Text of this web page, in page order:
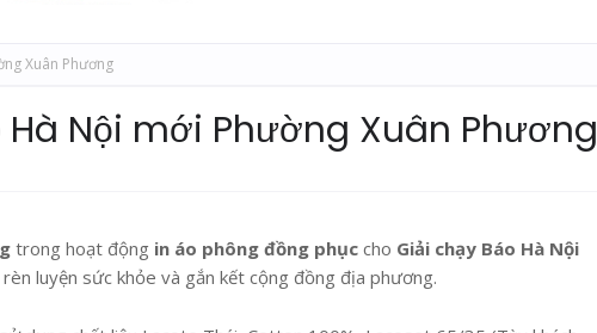
Xuân Phương
Nội mới Phường Xuân Phương
trong hoạt động in áo phông đồng phục cho Giải chạy Báo Hà Nội
luyện sức khỏe và gắn kết cộng đồng địa phương.